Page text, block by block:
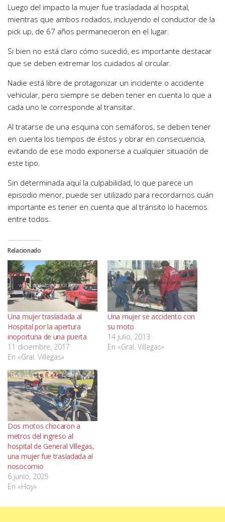
Luego del impacto la mujer fue trasladada al hospital,
mientras que ambos rodados, incluyendo el conductor de la
pick up, de 67 años permanecieron en el lugar.
Si bien no está claro cómo sucedió, es importante destacar
que se deben extremar los cuidados al circular.
Nadie está libre de protagonizar un incidente o accidente
vehicular, pero siempre se deben tener en cuenta lo que a
cada uno le corresponde al transitar.
Al tratarse de una esquina con semáforos, se deben tener
en cuenta los tiempos de éstos y obrar en consecuencia,
evitando de ese modo exponerse a cualquier situación de
este tipo.
Sin determinada aquí la culpabilidad, lo que parece un
episodio menor, puede ser utilizado para recordarnos cuán
importante es tener en cuenta que al tránsito lo hacemos
entre todos.
Relacionado
Una mujer trasladada al
Hospital por la apertura
inoportuna de una puerta
11 diciembre, 2017
En «Gral. Villegas»
Una mujer se accidento con
su moto
14 julio, 2013
En «Gral. Villegas»
Dos motos chocaron a
metros del ingreso al
hospital de General Villegas,
una mujer fue trasladada al
nosocomio
6 junio, 2025
En «Hoy»